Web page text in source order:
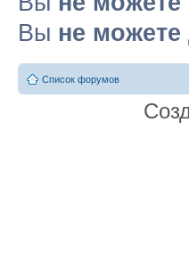
Вы не можете
Список форумов